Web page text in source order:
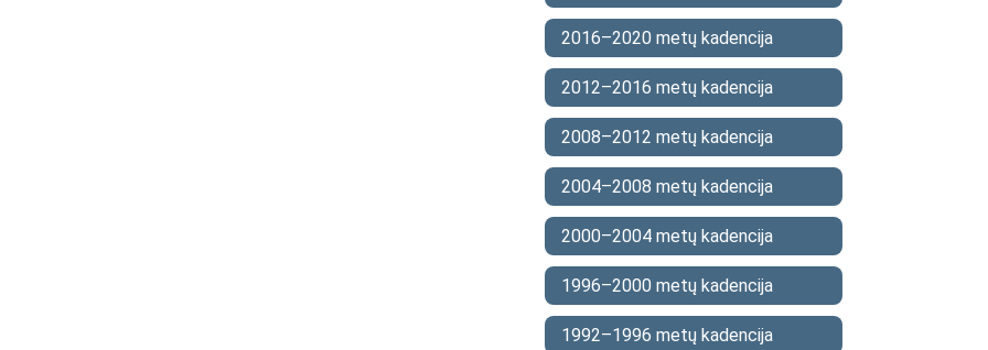
2016–2020 metų kadencija
2012–2016 metų kadencija
2008–2012 metų kadencija
2004–2008 metų kadencija
2000–2004 metų kadencija
1996–2000 metų kadencija
1992–1996 metų kadencija